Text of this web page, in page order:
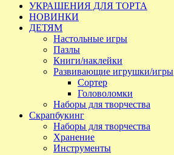
УКРАШЕНИЯ ДЛЯ ТОРТА
НОВИНКИ
ДЕТЯМ
Настольные игры
Пазлы
Книги/наклейки
Развивающие игрушки/игры
Сортер
Головоломки
Наборы для творчества
Скрапбукинг
Наборы для творчества
Хранение
Инструменты